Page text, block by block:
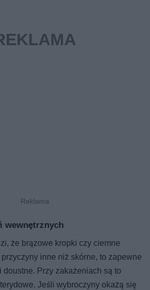
wewnętrznych
że brązowe kropki czy ciemne
inne niż skórne, to zapewne
Przy zakażeniach są to
Jeśli wybroczyny okażą się